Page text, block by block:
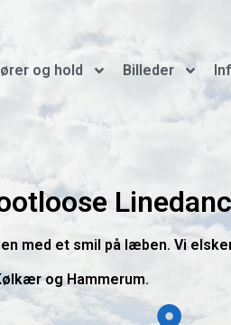
og hold Billeder
med et smil på læben. Vi
og Hammerum.